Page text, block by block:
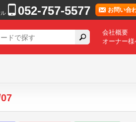
052-757-5577 お問い合
会社概要
オーナー様